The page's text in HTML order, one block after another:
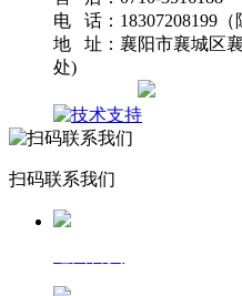
电 话：18307208199（
地 址：襄阳市襄城区
处)
扫码联系我们